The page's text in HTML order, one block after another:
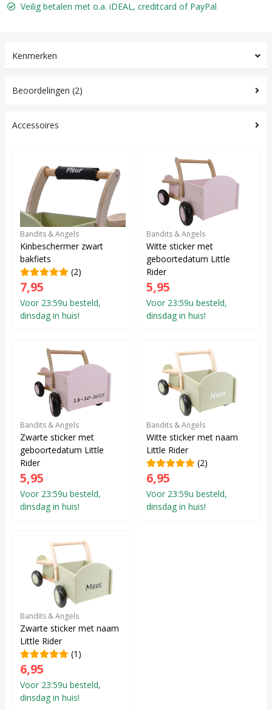
Veilig betalen met o.a. iDEAL, creditcard of PayPal
Kenmerken
Beoordelingen (2)
Accessoires
Bandits & Angels
Kinbeschermer zwart
bakfiets
(2)
7,95
Voor 23:59u besteld,
dinsdag in huis!
Bandits & Angels
Witte sticker met
geboortedatum Little
Rider
5,95
Voor 23:59u besteld,
dinsdag in huis!
Bandits & Angels
Zwarte sticker met
geboortedatum Little
Rider
5,95
Voor 23:59u besteld,
dinsdag in huis!
Bandits & Angels
Witte sticker met naam
Little Rider
(2)
6,95
Voor 23:59u besteld,
dinsdag in huis!
Bandits & Angels
Zwarte sticker met naam
Little Rider
(1)
6,95
Voor 23:59u besteld,
dinsdag in huis!